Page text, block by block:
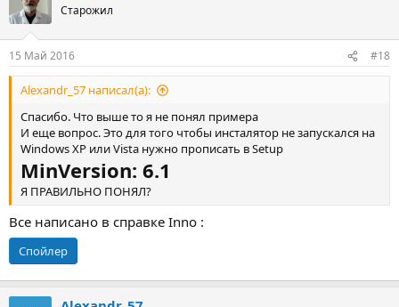
Старожил
15 Май 2016 #18
Alexandr_57 написал(а):
Спасибо. Что выше то я не понял примера
И еще вопрос. Это для того чтобы инсталятор не запускался на
Windows XP или Vista нужно прописать в Setup
MinVersion: 6.1
Я ПРАВИЛЬНО ПОНЯЛ?
Все написано в справке Inno :
Спойлер